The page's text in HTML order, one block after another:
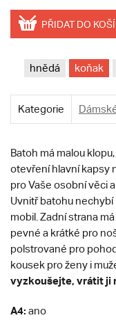
PŘIDAT DO
hnědá koňak
Kategorie
Batoh má malou
otevření hlavní kapsy
pro Vaše osobní věci
Uvnitř batohu
mobil. Zadní strana
pevné a krátké pro
polstrované pro
kousek pro ženy i
vyzkoušejte, vrátit ji
A4: ano